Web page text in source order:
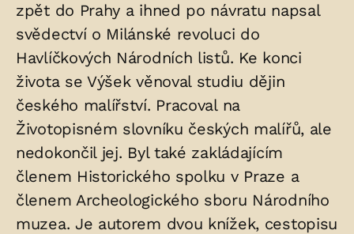
zpět do Prahy a ihned po návratu napsal
svědectví o Milánské revoluci do
Havlíčkových Národních listů. Ke konci
života se Výšek věnoval studiu dějin
českého malířství. Pracoval na
Životopisném slovníku českých malířů, ale
nedokončil jej. Byl také zakládajícím
členem Historického spolku v Praze a
členem Archeologického sboru Národního
muzea. Je autorem dvou knížek, cestopisu